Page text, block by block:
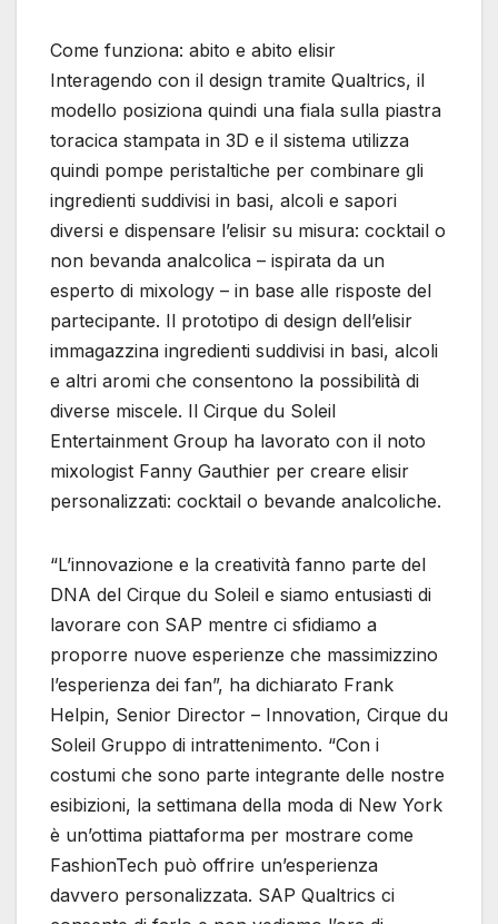
Come funziona: abito e abito elisir
Interagendo con il design tramite Qualtrics, il
modello posiziona quindi una fiala sulla piastra
toracica stampata in 3D e il sistema utilizza
quindi pompe peristaltiche per combinare gli
ingredienti suddivisi in basi, alcoli e sapori
diversi e dispensare l’elisir su misura: cocktail o
non bevanda analcolica – ispirata da un
esperto di mixology – in base alle risposte del
partecipante. Il prototipo di design dell’elisir
immagazzina ingredienti suddivisi in basi, alcoli
e altri aromi che consentono la possibilità di
diverse miscele. Il Cirque du Soleil
Entertainment Group ha lavorato con il noto
mixologist Fanny Gauthier per creare elisir
personalizzati: cocktail o bevande analcoliche.
“L’innovazione e la creatività fanno parte del
DNA del Cirque du Soleil e siamo entusiasti di
lavorare con SAP mentre ci sfidiamo a
proporre nuove esperienze che massimizzino
l’esperienza dei fan”, ha dichiarato Frank
Helpin, Senior Director – Innovation, Cirque du
Soleil Gruppo di intrattenimento. “Con i
costumi che sono parte integrante delle nostre
esibizioni, la settimana della moda di New York
è un’ottima piattaforma per mostrare come
FashionTech può offrire un’esperienza
davvero personalizzata. SAP Qualtrics ci